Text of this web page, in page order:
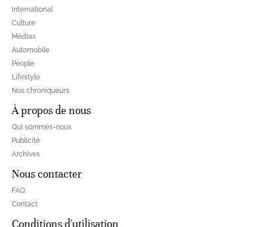
International
Culture
Médias
Automobile
People
Lifestyle
Nos chroniqueurs
À propos de nous
Qui sommes-nous
Publicité
Archives
Nous contacter
FAQ
Contact
Conditions d'utilisation